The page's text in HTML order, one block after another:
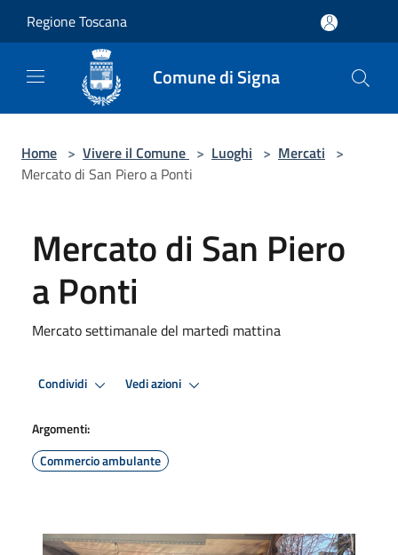
Regione Toscana
Comune di Signa
Home > Vivere il Comune > Luoghi > Mercati >
Mercato di San Piero a Ponti
Mercato di San Piero
a Ponti
Mercato settimanale del martedì mattina
Condividi Vedi azioni
Argomenti:
Commercio ambulante